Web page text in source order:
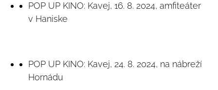
POP UP KINO: Kavej, 16. 8. 2024, amfiteáter
v Haniske
POP UP KINO: Kavej, 24. 8. 2024, na nábreží
Hornádu